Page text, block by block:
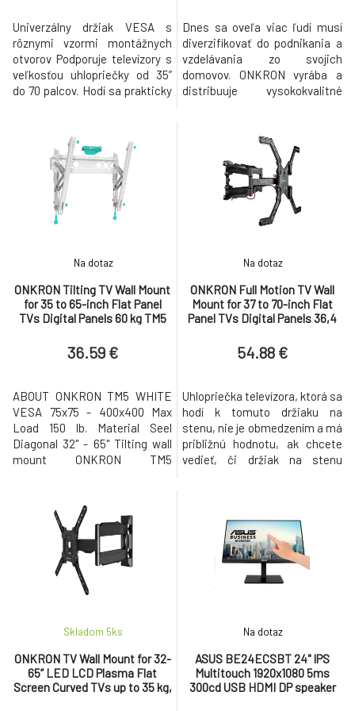
Univerzálny držiak VESA s
rôznymi vzormi montážnych
otvorov Podporuje televízory s
veľkosťou uhlopriečky od 35”
do 70 palcov. Hodí sa prakticky
plazmové, zakrivené a ploché
obrazovky a televízory.
Kompatibilné s montážnymi
vzormi VESA od 100 x 100 mm
(min.) do 400 x 400 mm (max.)
Dnes sa oveľa viac ľudí musí
diverzifikovať do podnikania a
vzdelávania zo svojich
domovov. ONKRON vyrába a
distribuuje vysokokvalitné
monitory a displeje po celom
svete už viac ako desať rokov a
spoločnosť chápe dôležitosť
vytvárania zdravého
pracovného prostredia, ktoré je
moderné, dobre or
ONKRON Tilting TV Wall Mount
for 35 to 65-inch Flat Panel
TVs Digital Panels 60 kg TM5
Na dotaz
36.59 €
ABOUT ONKRON TM5 WHITE
VESA 75x75 - 400x400 Max
Load 150 lb. Material Seel
Diagonal 32" - 65" Tilting wall
mount ONKRON TM5
without any compromises. It
is a new solution designed to
fit most 32" – 65 inch 4K HDR,
OLED, QLED, 8K, LCD, LED,
Full HD flat panel and curved
ONKRON Full Motion TV Wall
Mount for 37 to 70-inch Flat
Panel TVs Digital Panels 36,4
Na dotaz
54.88 €
Uhlopriečka televízora, ktorá sa
hodí k tomuto držiaku na
stenu, nie je obmedzením a má
približnú hodnotu, ak chcete
vedieť, či držiak na stenu
televízora a či vyhovuje norme
VESA Univerzálny držiak sa
hodí pre väčšinu LED LCD
OLED plochých panelov a
zakrivených televí
ONKRON TV Wall Mount for 32-
65” LED LCD Plasma Flat
Screen Curved TVs up to 35 kg,
Skladom 5ks
ASUS BE24ECSBT 24" IPS
Multitouch 1920x1080 5ms
300cd USB HDMI DP speaker
Na dotaz